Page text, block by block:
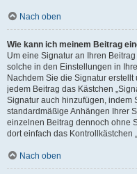
Nach oben
Wie kann ich meinem Beitrag
Um eine Signatur an Ihren
solche in den Einstellungen in
Nachdem Sie die Signatur
jedem Beitrag das Kästchen
Signatur auch hinzufügen, indem
standardmäßige Anhängen Ihrer
einzelnen Beitrag dennoch ohne
dort einfach das Kontrollkästchen
Nach oben